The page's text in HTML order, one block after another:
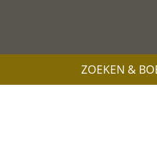
ZOEKEN &